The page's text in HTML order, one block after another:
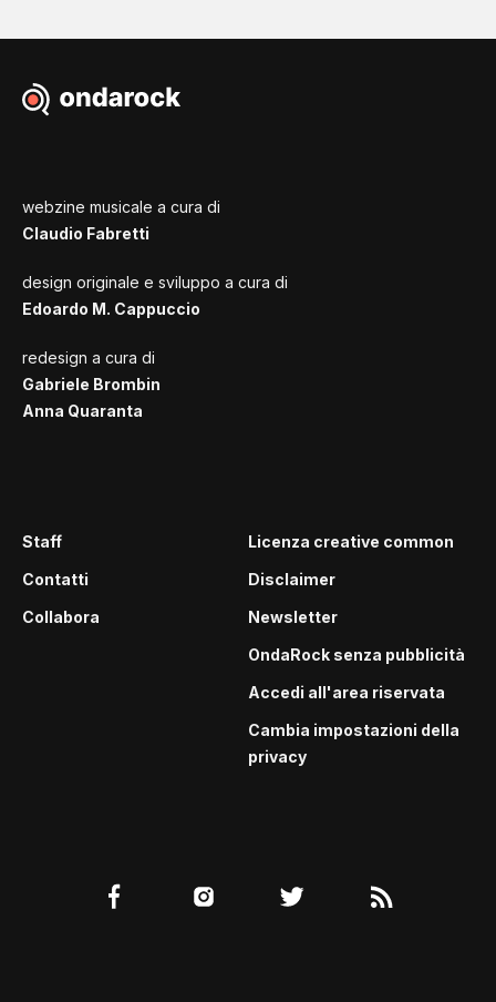
webzine musicale a cura di
Claudio Fabretti
design originale e sviluppo a cura di
Edoardo M. Cappuccio
redesign a cura di
Gabriele Brombin
Anna Quaranta
Staff
Contatti
Collabora
Licenza creative common
Disclaimer
Newsletter
OndaRock senza pubblicità
Accedi all'area riservata
Cambia impostazioni della
privacy